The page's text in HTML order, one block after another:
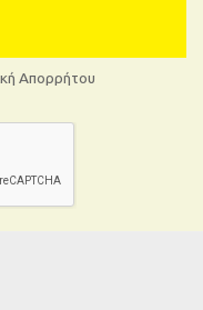
Απορρήτου